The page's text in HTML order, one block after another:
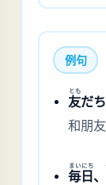
例句
友
とも
だ
和朋
毎日
まいにち
、